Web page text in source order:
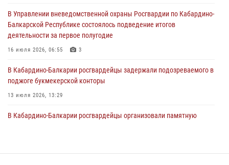
1 августа – День дежурной службы войск национальной гвардии
Российской Федерации
01 августа 2026, 09:42
В Управлении вневедомственной охраны Росгвардии по Кабардино-
Балкарской Республике состоялось подведение итогов
деятельности за первое полугодие
16 июля 2026, 06:55 3
В Кабардино-Балкарии росгвардейцы задержали подозреваемого в
поджоге букмекерской конторы
13 июля 2026, 13:29
В Кабардино-Балкарии росгвардейцы организовали памятную